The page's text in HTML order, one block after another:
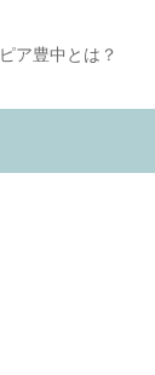
ア豊中とは？